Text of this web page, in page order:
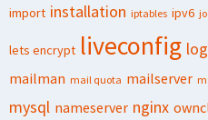
import installation iptables ipv6
lets encrypt liveconfig
mailman mail quota mailserver
mysql nameserver nginx